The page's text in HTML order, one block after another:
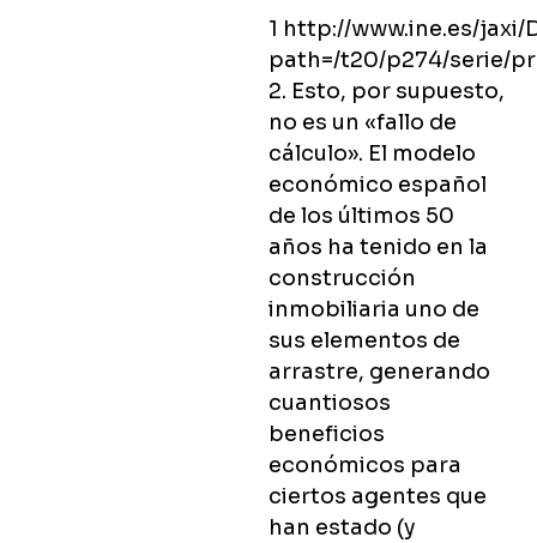
1 http://www.ine.es/jaxi/
path=/t20/p274/serie/
2. Esto, por supuesto,
no es un «fallo de
cálculo». El modelo
económico español
de los últimos 50
años ha tenido en la
construcción
inmobiliaria uno de
sus elementos de
arrastre, generando
cuantiosos
beneficios
económicos para
ciertos agentes que
han estado (y